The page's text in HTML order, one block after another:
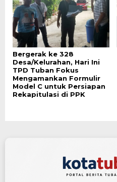
Bergerak ke 328
Desa/Kelurahan, Hari Ini
TPD Tuban Fokus
Mengamankan Formulir
Model C untuk Persiapan
Rekapitulasi di PPK